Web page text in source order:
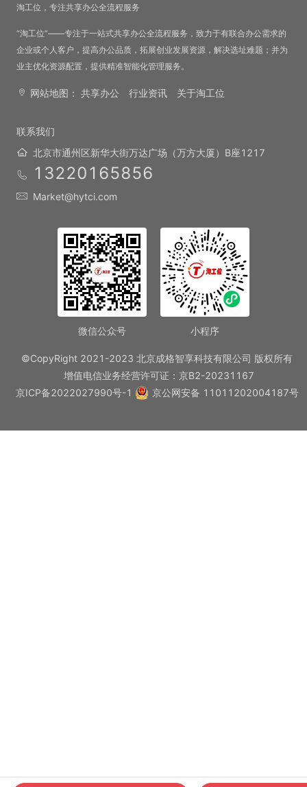
淘工位，专注共享办公全流程服务
“淘工位”——专注于一站式共享办公全流程服务，致力于有联合办公需求的
企业或个人客户，提高办公品质，拓展创业发展资源，解决选址难题；并为
业主优化资源配置，提供精准智能化管理服务。
网站地图： 共享办公 行业资讯 关于淘工位
联系我们
北京市通州区新华大街万达广场（万方大厦）B座1217
13220165856
Market@hytci.com
微信公众号 小程序
©CopyRight 2021-2023 北京成格智享科技有限公司 版权所有
增值电信业务经营许可证：京B2-20231167
京ICP备2022027990号-1
京公网安备 11011202004187号